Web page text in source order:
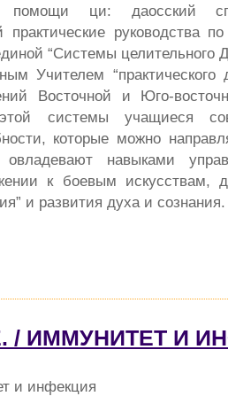
помощи ци: даосский
практические руководства
“Системы целительного
Учителем “практического
Восточной и Юго-
системы учащиеся
которые можно
навыками
к боевым искусствам,
и развития духа и сознания.
/ ИММУНИТЕТ И
и инфекция